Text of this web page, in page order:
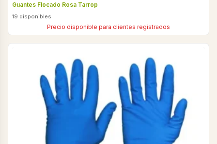
Guantes Flocado Rosa Tarrop
19 disponibles
Precio disponible para clientes registrados